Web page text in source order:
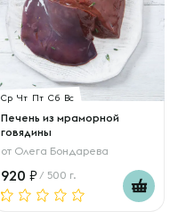
Ср Чт Пт Сб Вс
Печень из мраморной
говядины
от Олега Бондарева
920 / 500 г.